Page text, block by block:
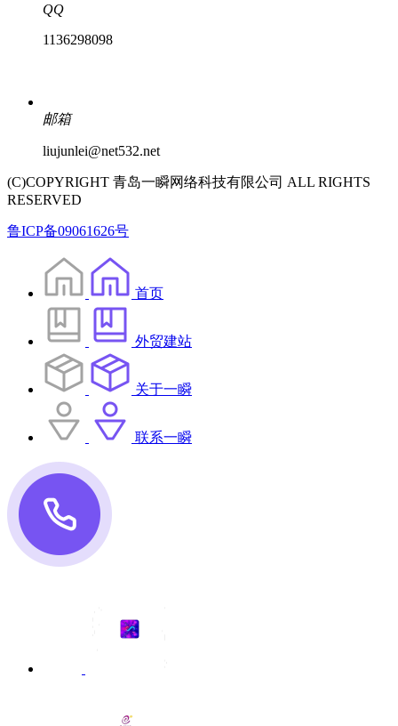
QQ
1136298098
邮箱
liujunlei@net532.net
(C)COPYRIGHT 青岛一瞬网络科技有限公司 ALL RIGHTS
RESERVED
鲁ICP备09061626号
首页
外贸建站
关于一瞬
联系一瞬